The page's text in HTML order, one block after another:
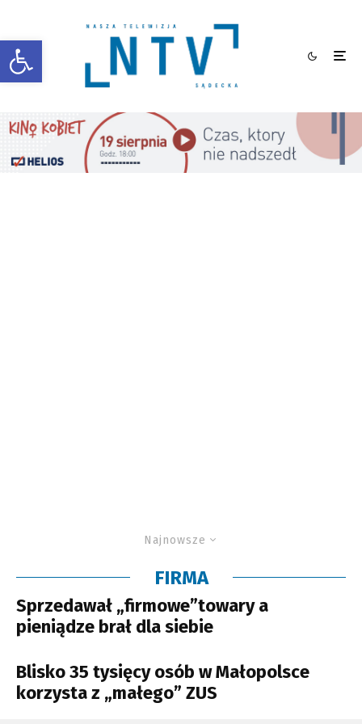
Otwórz pasek narzędzi
Najnowsze
FIRMA
Sprzedawał „firmowe”towary a
pieniądze brał dla siebie
Blisko 35 tysięcy osób w Małopolsce
korzysta z „małego” ZUS